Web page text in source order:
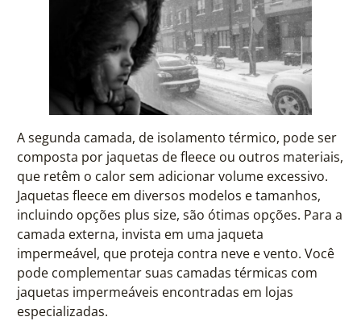
A segunda camada, de isolamento térmico, pode ser
composta por jaquetas de fleece ou outros materiais,
que retêm o calor sem adicionar volume excessivo.
Jaquetas fleece em diversos modelos e tamanhos,
incluindo opções plus size, são ótimas opções. Para a
camada externa, invista em uma jaqueta
impermeável, que proteja contra neve e vento. Você
pode complementar suas camadas térmicas com
jaquetas impermeáveis encontradas em lojas
especializadas.